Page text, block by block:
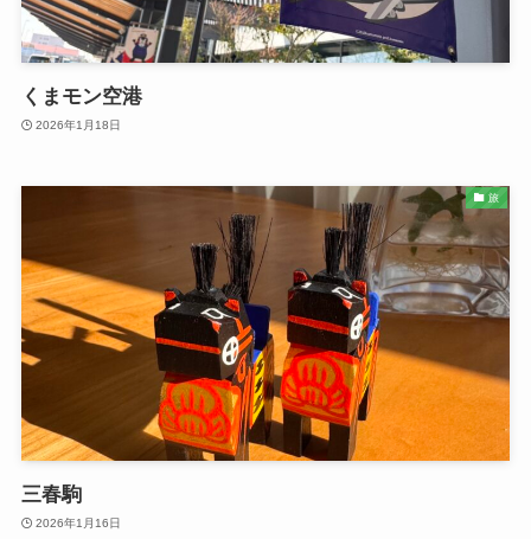
くまモン空港
2026年1月18日
旅
三春駒
2026年1月16日